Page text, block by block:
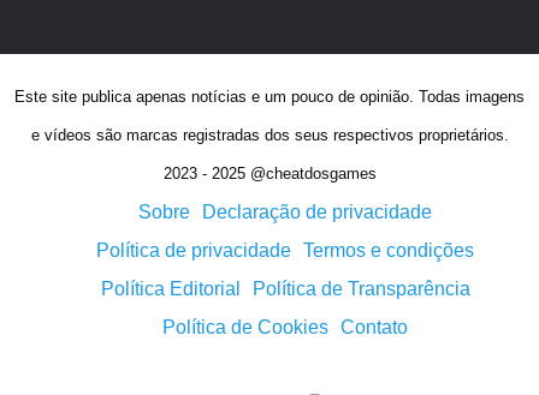
Este site publica apenas notícias e um pouco de opinião. Todas imagens
e vídeos são marcas registradas dos seus respectivos proprietários.
2023 - 2025 @cheatdosgames
Sobre
Declaração de privacidade
Política de privacidade Termos e condições
Política Editorial
Política de Transparência
Política de Cookies Contato